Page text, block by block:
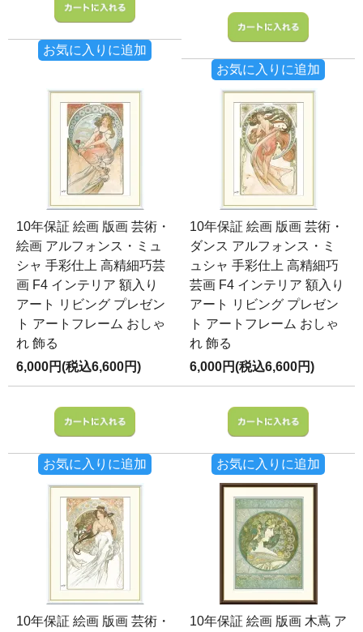
お気に入りに追加
お気に入りに追加
10年保証 絵画 版画 芸術・
絵画 アルフォンス・ミュ
シャ 手彩仕上 高精細巧芸
画 F4 インテリア 額入り
アート リビング プレゼン
ト アートフレーム おしゃ
れ 飾る
6,000円(税込6,600円)
お気に入りに追加
10年保証 絵画 版画 芸術・
ダンス アルフォンス・ミ
ュシャ 手彩仕上 高精細巧
芸画 F4 インテリア 額入り
アート リビング プレゼン
ト アートフレーム おしゃ
れ 飾る
6,000円(税込6,600円)
お気に入りに追加
10年保証 絵画 版画 芸術・
10年保証 絵画 版画 木蔦 ア